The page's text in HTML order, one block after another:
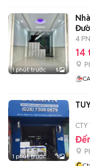
1 phút trước 5
4 PN
14
1 phút trước 1